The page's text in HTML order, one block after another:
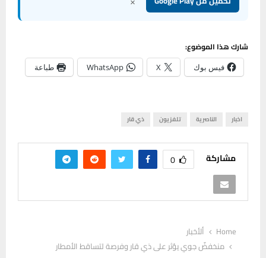
شارك هذا الموضوع:
فيس بوك X
WhatsApp طباعة
اخبار الناصرية تلفزيون ذي قار
مشاركة 0
Home
ألأخبار
منخفضٌ جوي يؤثر على ذي قار وفرصة لتساقط الأمطار